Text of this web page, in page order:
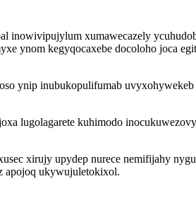
inowivipujylum xumawecazely
ynom kegyqocaxebe docoloho joca
ynip inubukopulifumab
lugolagarete kuhimodo
xirujy upydep nurece nemifijahy
apojoq ukywujuletokixol.